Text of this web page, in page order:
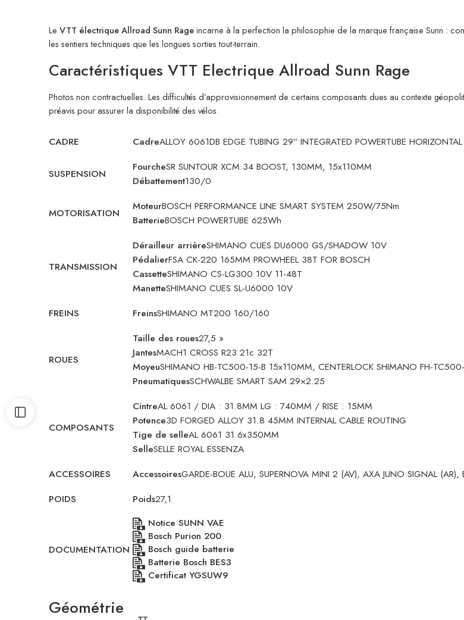
Le VTT électrique Allroad Sunn Rageincarne à la perfection la philosophie de la marque française Sunn :
les sentiers techniques que les longues sorties tout-terrain.
Caractéristiques VTT Electrique Allroad Sunn Rage
Photos non contractuelles. Les difficultés d’approvisionnement de certains composants dues au contexte
préavis pour assurer la disponibilité des vélos.
CADRE CadreALLOY 6061DB EDGE TUBING 29” INTEGRATED POWERTUBE
SUSPENSION
FourcheSR SUNTOUR XCM 34 BOOST, 130MM, 15x110MM
Débattement130/0
MOTORISATION
MoteurBOSCH PERFORMANCE LINE SMART SYSTEM 250W/75Nm
BatterieBOSCH POWERTUBE 625Wh
TRANSMISSION
Dérailleur arrièreSHIMANO CUES DU6000 GS/SHADOW 10V
PédalierFSA CK-220 165MM PROWHEEL 38T FOR BOSCH
CassetteSHIMANO CS-LG300 10V 11-48T
ManetteSHIMANO CUES SL-U6000 10V
FREINS
FreinsSHIMANO MT200 160/160
ROUES
Taille des roues27,5 »
JantesMACH1 CROSS R23 21c 32T
MoyeuSHIMANO HB-TC500-15-B 15x110MM, CENTERLOCK SHIMANO FH-
PneumatiquesSCHWALBE SMART SAM 29×2.25
COMPOSANTS
CintreAL 6061 / DIA : 31.8MM LG : 740MM / RISE : 15MM
Potence3D FORGED ALLOY 31.8 45MM INTERNAL CABLE ROUTING
Tige de selleAL 6061 31.6x350MM
SelleSELLE ROYAL ESSENZA
ACCESSOIRES
AccessoiresGARDE-BOUE ALU, SUPERNOVA MINI 2 (AV), AXA JUNO SIGNAL
POIDS
Poids27,1
DOCUMENTATION
Notice SUNN VAE
Bosch Purion 200
Bosch guide batterie
Batterie Bosch BES3
Certificat YGSUW9
Géométrie